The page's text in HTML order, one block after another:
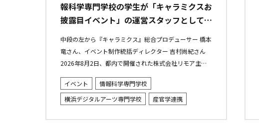
報科学専門学校の学生が「キャラミクスお
披露目イベント」の運営スタッフとして参
加しました
中段の左から『キャラミクス』総合プロデューサー 橋本
竜さん、イベント制作統括ディレクター 吉村尚紀さん
2026年8月2日、都内で開催された株式会社リモア主催
アーツ専門学校と情報...
イベント
情報科学専門学校
横浜デジタルアーツ専門学校
産官学連携